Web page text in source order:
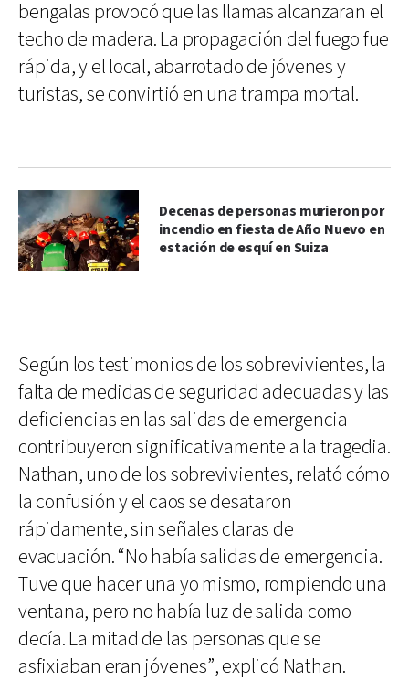
bengalas provocó que las llamas alcanzaran el
techo de madera. La propagación del fuego fue
rápida, y el local, abarrotado de jóvenes y
turistas, se convirtió en una trampa mortal.
Decenas de personas murieron por
incendio en fiesta de Año Nuevo en
estación de esquí en Suiza
Según los testimonios de los sobrevivientes, la
falta de medidas de seguridad adecuadas y las
deficiencias en las salidas de emergencia
contribuyeron significativamente a la tragedia.
Nathan, uno de los sobrevivientes, relató cómo
la confusión y el caos se desataron
rápidamente, sin señales claras de
evacuación. “No había salidas de emergencia.
Tuve que hacer una yo mismo, rompiendo una
ventana, pero no había luz de salida como
decía. La mitad de las personas que se
asfixiaban eran jóvenes”, explicó Nathan.